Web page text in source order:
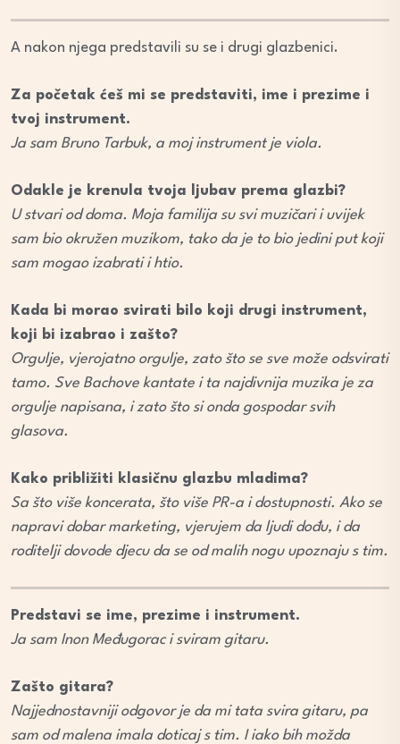
A nakon njega predstavili su se i drugi glazbenici.
Za početak ćeš mi se predstaviti, ime i prezime i
tvoj instrument.
Ja sam Bruno Tarbuk, a moj instrument je viola.
Odakle je krenula tvoja ljubav prema glazbi?
U stvari od doma. Moja familija su svi muzičari i uvijek
sam bio okružen muzikom, tako da je to bio jedini put koji
sam mogao izabrati i htio.
Kada bi morao svirati bilo koji drugi instrument,
koji bi izabrao i zašto?
Orgulje, vjerojatno orgulje, zato što se sve može odsvirati
tamo. Sve Bachove kantate i ta najdivnija muzika je za
orgulje napisana, i zato što si onda gospodar svih
glasova.
Kako približiti klasičnu glazbu mladima?
Sa što više koncerata, što više PR-a i dostupnosti. Ako se
napravi dobar marketing, vjerujem da ljudi dođu, i da
roditelji dovode djecu da se od malih nogu upoznaju s tim.
Predstavi se ime, prezime i instrument.
Ja sam Inon Međugorac i sviram gitaru.
Zašto gitara?
Najjednostavniji odgovor je da mi tata svira gitaru, pa
sam od malena imala doticaj s tim. I iako bih možda